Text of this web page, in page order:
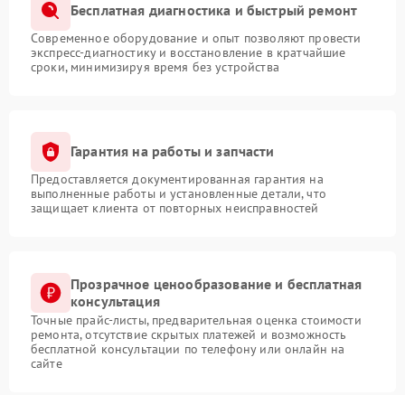
Бесплатная диагностика и быстрый ремонт
Современное оборудование и опыт позволяют провести
экспресс-диагностику и восстановление в кратчайшие
сроки, минимизируя время без устройства
Гарантия на работы и запчасти
Предоставляется документированная гарантия на
выполненные работы и установленные детали, что
защищает клиента от повторных неисправностей
Прозрачное ценообразование и бесплатная
консультация
Точные прайс-листы, предварительная оценка стоимости
ремонта, отсутствие скрытых платежей и возможность
бесплатной консультации по телефону или онлайн на
сайте